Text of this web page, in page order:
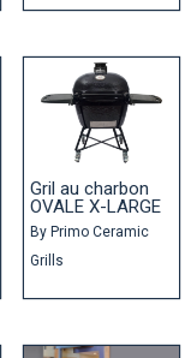
Gril au charbon
OVALE X-LARGE
By Primo Ceramic
Grills